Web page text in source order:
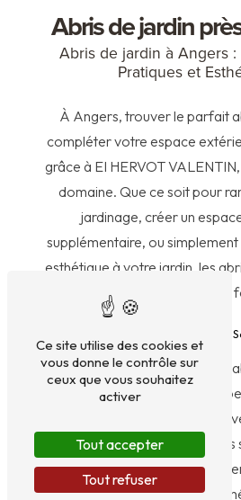
Abris de jardin
Abris de jardin à Angers
Pratiques et
À Angers, trouver le parfait
compléter votre espace
grâce à EI HERVOT
domaine. Que ce soit pour
jardinage, créer un
supplémentaire, ou
esthétique à votre jardin, les
solutions polyvalentes et
Choisir le Bon Abris de Jardin
Avant de sélectionner votre
essentiel de déterminer vos
VALENTIN propose un large
des plus compactes aux
s'adapter à toutes les
recherchiez un abri en bois, en
Ce site utilise des cookies et
vous donne le contrôle sur
ceux que vous souhaitez
activer
Tout accepter
Tout refuser